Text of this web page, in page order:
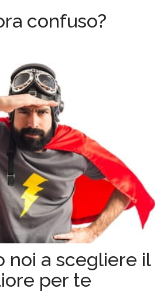
confuso?
noi a scegliere il
per te